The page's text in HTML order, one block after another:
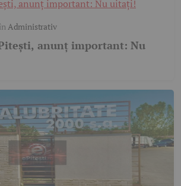
Administrativ
anunț important: Nu